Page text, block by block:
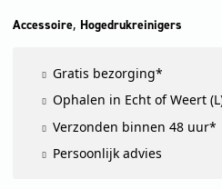
aantal
Accessoire, Hogedrukreinigers
Gratis bezorging*
Ophalen in Echt of Weert
Verzonden binnen 48 uur*
Persoonlijk advies